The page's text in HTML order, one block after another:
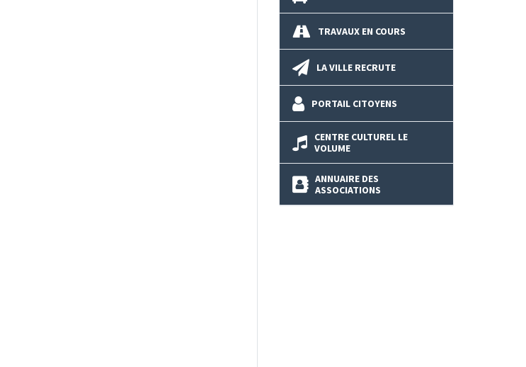
TRAVAUX EN COURS
LA VILLE RECRUTE
PORTAIL CITOYENS
CENTRE CULTUREL LE
VOLUME
ANNUAIRE DES
ASSOCIATIONS